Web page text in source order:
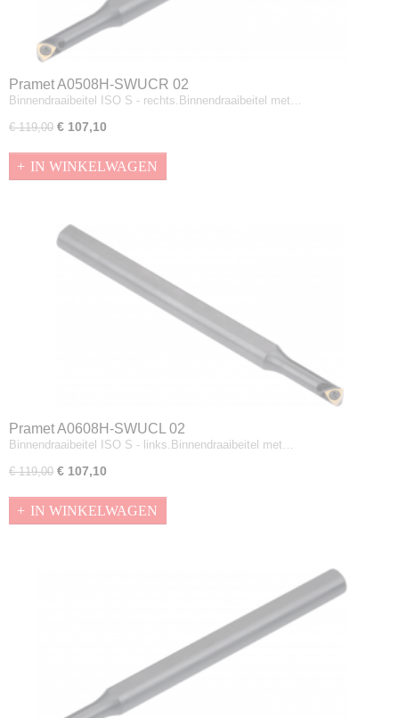
Pramet A0508H-SWUCR 02
Binnendraaibeitel ISO S - rechts.Binnendraaibeitel met…
€ 119,00 € 107,10
IN WINKELWAGEN
Pramet A0608H-SWUCL 02
Binnendraaibeitel ISO S - links.Binnendraaibeitel met…
€ 119,00 € 107,10
IN WINKELWAGEN